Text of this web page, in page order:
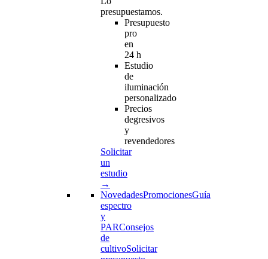
presupuestamos.
Presupuesto
pro
en
24 h
Estudio
de
iluminación
personalizado
Precios
degresivos
y
revendedores
Solicitar
un
estudio
→
NovedadesPromocionesGuía
espectro
y
PARConsejos
de
cultivoSolicitar